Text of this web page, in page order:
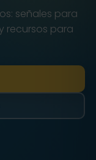
señales para
recursos para